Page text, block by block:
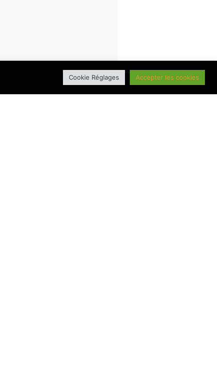
Cookie Réglages Accepter les cookies